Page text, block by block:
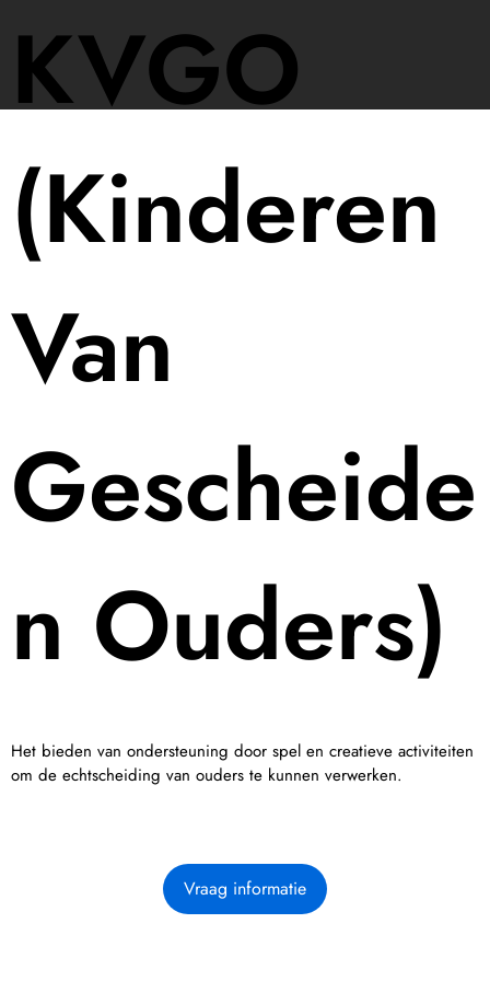
KVGO
(Kinderen
Van
Gescheide
n Ouders)
Het bieden van ondersteuning door spel en creatieve activiteiten
om de echtscheiding van ouders te kunnen verwerken.
Vraag informatie